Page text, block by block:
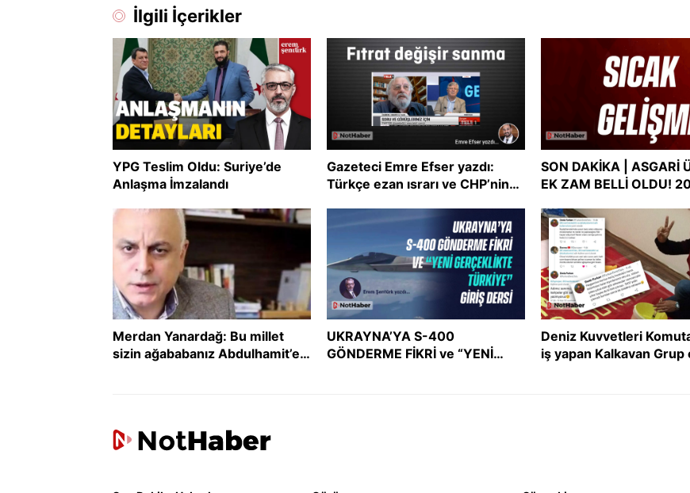
İlgili İçerikler
YPG Teslim Oldu: Suriye’de
Anlaşma İmzalandı
Gazeteci Emre Efser yazdı:
Türkçe ezan ısrarı ve CHP’nin
SON DAKİKA | ASGARİ
EK ZAM BELLİ OLDU!
Asgari ücret zammı
Merdan Yanardağ: Bu millet
sizin ağababanız Abdulhamit’e
UKRAYNA’YA S-400
GÖNDERME FİKRİ ve “YENİ
Deniz Kuvvetleri
iş yapan Kalkavan Grup